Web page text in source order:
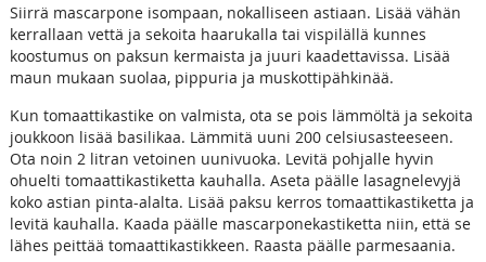
Siirrä mascarpone isompaan, nokalliseen astiaan. Lisää vähän
kerrallaan vettä ja sekoita haarukalla tai vispilällä kunnes
koostumus on paksun kermaista ja juuri kaadettavissa. Lisää
maun mukaan suolaa, pippuria ja muskottipähkinää.
Kun tomaattikastike on valmista, ota se pois lämmöltä ja sekoita
joukkoon lisää basilikaa. Lämmitä uuni 200 celsiusasteeseen.
Ota noin 2 litran vetoinen uunivuoka. Levitä pohjalle hyvin
ohuelti tomaattikastiketta kauhalla. Aseta päälle lasagnelevyjä
koko astian pinta-alalta. Lisää paksu kerros tomaattikastiketta ja
levitä kauhalla. Kaada päälle mascarponekastiketta niin, että se
lähes peittää tomaattikastikkeen. Raasta päälle parmesaania.